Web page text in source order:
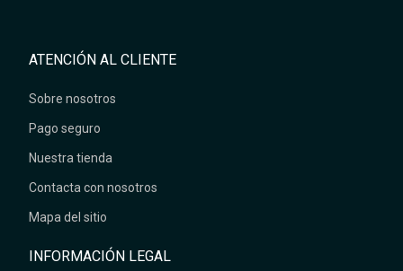
ATENCIÓN AL CLIENTE
Sobre nosotros
Pago seguro
Nuestra tienda
Contacta con nosotros
Mapa del sitio
INFORMACIÓN LEGAL